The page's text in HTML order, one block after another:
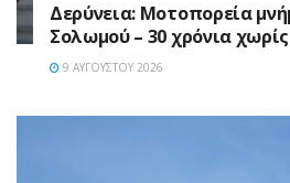
Δερύνεια: Μοτοπορεία
Σολωμού – 30 χρόνια
9 ΑΥΓΟΎΣΤΟΥ 2026